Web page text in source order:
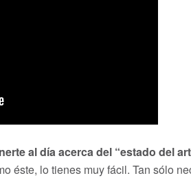
al día acerca del “estado del
éste, lo tienes muy fácil. Tan sólo